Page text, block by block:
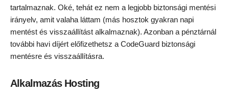
tartalmaznak. Oké, tehát ez nem a legjobb biztonsági mentési
irányelv, amit valaha láttam (más hosztok gyakran napi
mentést és visszaállítást alkalmaznak). Azonban a pénztárnál
további havi díjért előfizethetsz a CodeGuard biztonsági
mentésre és visszaállításra.
Alkalmazás Hosting